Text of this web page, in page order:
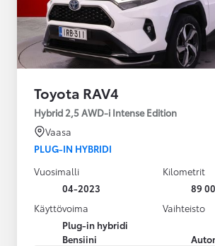
Toyota RAV4
Hybrid 2,5 AWD-i Intense Edition
Vaasa
PLUG-IN HYBRIDI
Vuosimalli
04-2023
Kilometrit
89
Käyttövoima
Plug-in hybridi
Bensiini
Vaihteisto